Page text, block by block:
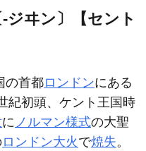
ジヰン〕【セント
の首都ロンドンにある
紀初頭、ケント王国時
に ノルマン様式の大聖
ロンドン大火で焼失。